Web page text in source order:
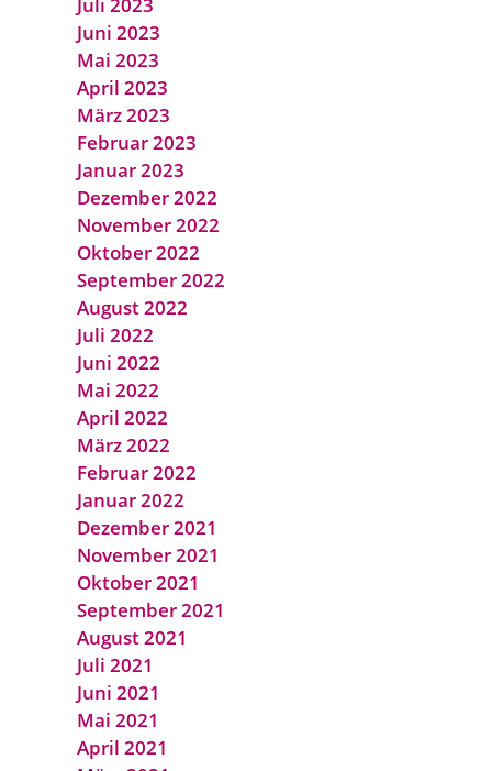
Juni 2023
Mai 2023
April 2023
März 2023
Februar 2023
Januar 2023
Dezember 2022
November 2022
Oktober 2022
September 2022
August 2022
Juli 2022
Juni 2022
Mai 2022
April 2022
März 2022
Februar 2022
Januar 2022
Dezember 2021
November 2021
Oktober 2021
September 2021
August 2021
Juli 2021
Juni 2021
Mai 2021
April 2021